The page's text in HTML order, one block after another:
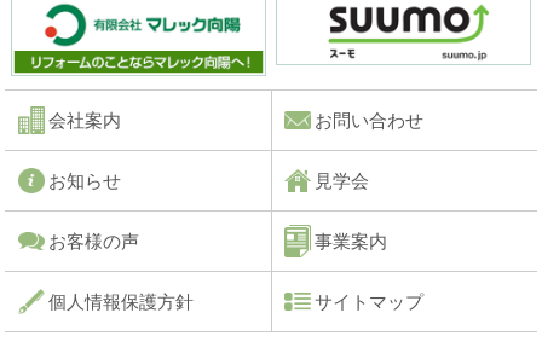
会社案内 お問い合わせ
お知らせ 見学会
お客様の声 事業案内
個人情報保護方針 サイトマップ